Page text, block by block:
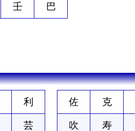
壬 巴
利
芸
佐 克
吹 寿